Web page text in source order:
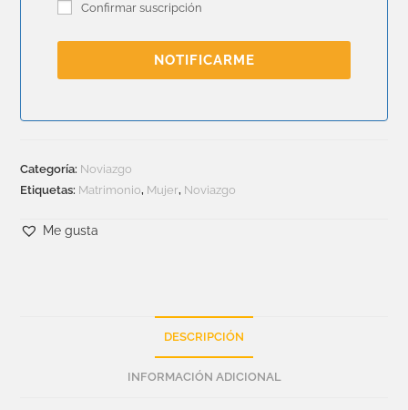
Confirmar suscripción
NOTIFICARME
Categoría: Noviazgo
Etiquetas: Matrimonio, Mujer, Noviazgo
Me gusta
DESCRIPCIÓN
INFORMACIÓN ADICIONAL